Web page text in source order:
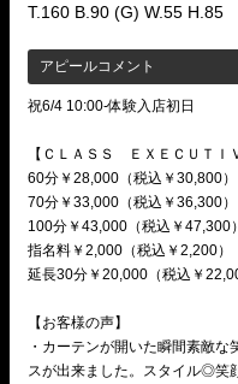
T.160 B.90 (G) W.55 H.85
アピールコメント
祝6/4 10:00-体験入店初日
【ＣＬＡＳＳ ＥＸＥＣＵＴＩ
60分￥28,000（税込￥30,800）
70分￥33,000（税込￥36,300）
100分￥43,000（税込￥47,300）
指名料￥2,000（税込￥2,200）
延長30分￥20,000（税込￥
【お客様の声】
・カーテンが開いた瞬間素敵
スが出来ました。スタイル◎笑